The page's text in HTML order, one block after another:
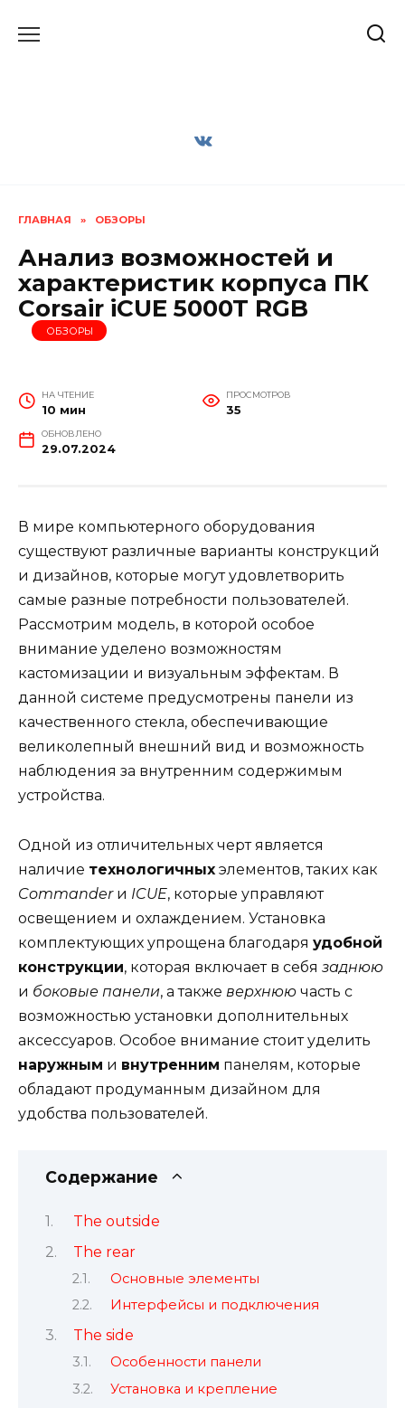
ГЛАВНАЯ » ОБЗОРЫ
Анализ возможностей и
характеристик корпуса ПК
Corsair iCUE 5000T RGB
ОБЗОРЫ
НА ЧТЕНИЕ
10 мин
ПРОСМОТРОВ
35
ОБНОВЛЕНО
29.07.2024
В мире компьютерного оборудования
существуют различные варианты конструкций
и дизайнов, которые могут удовлетворить
самые разные потребности пользователей.
Рассмотрим модель, в которой особое
внимание уделено возможностям
кастомизации и визуальным эффектам. В
данной системе предусмотрены панели из
качественного стекла, обеспечивающие
великолепный внешний вид и возможность
наблюдения за внутренним содержимым
устройства.
Одной из отличительных черт является
наличие технологичных элементов, таких как
Commanderи ICUE, которые управляют
освещением и охлаждением. Установка
комплектующих упрощена благодаря удобной
конструкции, которая включает в себя заднюю
и боковые панели, а также верхнюю часть с
возможностью установки дополнительных
аксессуаров. Особое внимание стоит уделить
наружным и внутренним панелям, которые
обладают продуманным дизайном для
удобства пользователей.
Содержание
The outside
The rear
Основные элементы
Интерфейсы и подключения
The side
Особенности панели
Установка и крепление